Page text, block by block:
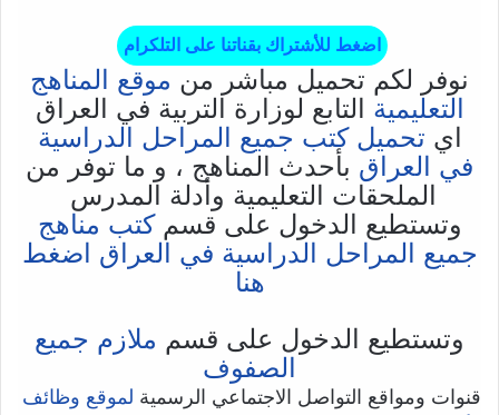
اضغط للأشتراك بقناتنا على التلكرام
نوفر لكم تحميل مباشر من موقع المناهج
التعليمية التابع لوزارة التربية في العراق
اي تحميل كتب جميع المراحل الدراسية
في العراق بأحدث المناهج ، و ما توفر من
الملحقات التعليمية وأدلة المدرس
وتستطيع الدخول على قسمكتب مناهج
جميع المراحل الدراسية في العراق اضغط
هنا
وتستطيع الدخول على قسم ملازم جميع
الصفوف
قنوات ومواقع التواصل الاجتماعي الرسمية لموقع وظائف